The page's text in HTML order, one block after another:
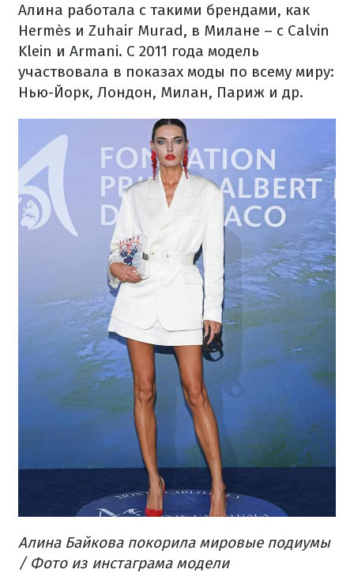
Алина работала с такими брендами, как
Hermès и Zuhair Murad, в Милане – с Calvin
Klein и Armani. С 2011 года модель
участвовала в показах моды по всему миру:
Нью-Йорк, Лондон, Милан, Париж и др.
Алина Байкова покорила мировые подиумы
/ Фото из инстаграма модели